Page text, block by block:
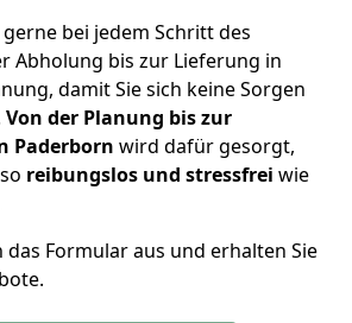
bei jedem Schritt des
Abholung bis zur Lieferung in
damit Sie sich keine Sorgen
Von der Planung bis zur
Paderborn wird dafür gesorgt,
reibungslos und stressfrei wie
das Formular aus und erhalten Sie